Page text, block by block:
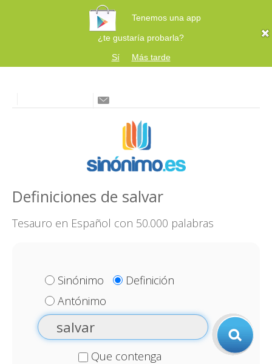
Tenemos una app
¿te gustaría probarla?
Sí
Más tarde
Definiciones de salvar
Tesauro en Español con 50.000 palabras
Sinónimo
Definición
Antónimo
Que contenga